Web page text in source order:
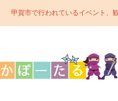
観光スポット、カフェやレストラ